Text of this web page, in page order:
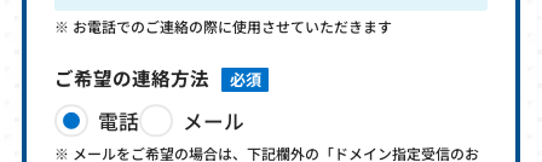
お電話でのご連絡の際に使用させていただきます
ご希望の連絡方法 必須
電話 メール
メールをご希望の場合は、下記欄外の「ドメイン指定受信のお